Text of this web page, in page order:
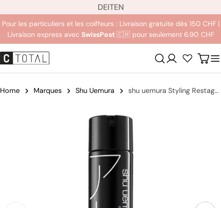
contenu
a
n
g
u
e
DE EN
IT
Pour les particuliers et les coiffeurs : Livraison gratuite dès 150 CHF |
Livraison express avec SwissPost🇨🇭 pour seulement 6.90 CHF
Se
connecter
Home Marques Shu Uemura shu uemura Styling Restage Kumo Hold Lacquer